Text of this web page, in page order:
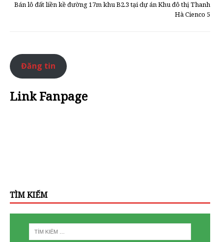
Bán lô đất liền kề đường 17m khu B2.3 tại dự án Khu đô thị Thanh
Hà Cienco 5
Đăng tin
Link Fanpage
TÌM KIẾM